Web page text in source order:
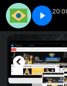
Ipsen
LOCUTOR ONLINE